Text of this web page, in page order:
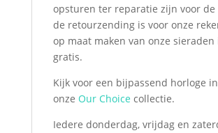
opsturen ter reparatie zijn voor de
de retourzending is voor onze
op maat maken van onze
gratis.
Kijk voor een bijpassend horloge in
onze Our Choicecollectie.
Iedere donderdag, vrijdag en